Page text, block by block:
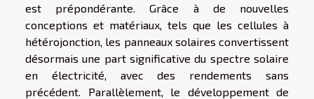
est prépondérante. Grâce à de nouvelles
conceptions et matériaux, tels que les cellules à
hétérojonction, les panneaux solaires convertissent
désormais une part significative du spectre solaire
en électricité, avec des rendements sans
précédent. Parallèlement, le développement de